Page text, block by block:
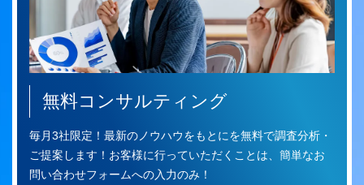
無料コンサルティング
毎月3社限定！最新のノウハウをもとにを無料で調査分析・
ご提案します！お客様に行っていただくことは、簡単なお
問い合わせフォームへの入力のみ！